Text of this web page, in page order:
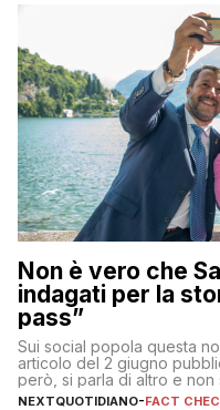
Non è vero che
indagati per la
pass”
Sui social popola questa
articolo del 2 giugno
però, si parla di altro e non
Fratelli d’Italia
NEXTQUOTIDIANO-FACT